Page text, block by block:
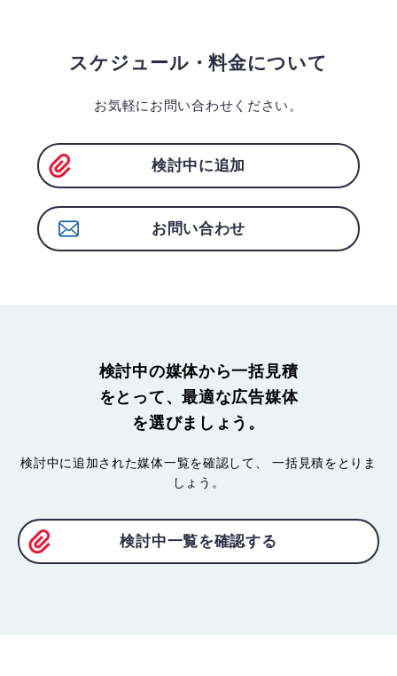
スケジュール・料金について
お気軽にお問い合わせください。
検討中に追加
お問い合わせ
検討中の媒体から一括見積
をとって、最適な広告媒体
を選びましょう。
検討中に追加された媒体一覧を確認して、
一括見積をとりま
しょう。
検討中一覧を確認する